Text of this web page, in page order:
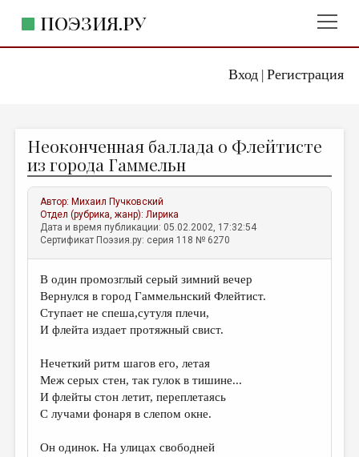
Вход| Регистрация
ПОЭЗИЯ.РУ
ЖАНРЫ
АВТОРЫ
КОММЕНТАРИИ
ЛИТСАЛОН
ПРАВИЛА САЙТА
ОТДЕЛЫ И РУБРИКИ
ДАЙДЖЕСТ
ПРОИЗВЕДЕНИЯ
Неоконченная баллада о Флейтисте
из города Гаммельн
Автор: Михаил Пучковский
Отдел (рубрика, жанр):Лирика
Дата и время публикации: 05.02.2002, 17:32:54
Сертификат Поэзия.ру: серия 118 № 6270
В один промозглый серый зимний вечер
Вернулся в город Гаммельнский Флейтист.
Ступает не спеша,сутуля плечи,
И флейта издает протяжный свист.
Нечеткий ритм шагов его, летая
Меж серых стен, так гулок в тишине...
И флейты стон летит, переплетаясь
С лучами фонаря в слепом окне.
Он одинок. На улицах свободней